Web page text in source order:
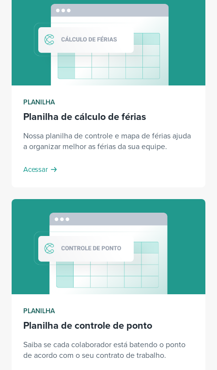
PLANILHA
Planilha de cálculo de férias
Nossa planilha de controle e mapa de férias ajuda
a organizar melhor as férias da sua equipe.
Acessar
PLANILHA
Planilha de controle de ponto
Saiba se cada colaborador está batendo o ponto
de acordo com o seu contrato de trabalho.